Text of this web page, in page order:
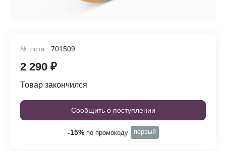
№ лота: 701509
2 290 ₽
Товар закончился
Сообщить о поступлении
-15%по промокоду первый